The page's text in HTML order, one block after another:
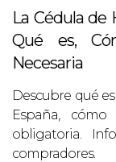
La Cédula de
Qué es,
Necesaria
Descubre qué
España,
obligatoria.
compradores.